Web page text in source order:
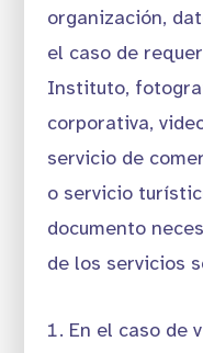
organización,
el caso de
Instituto,
corporativa,
servicio de
o servicio
documento
de los servicios
En el caso de